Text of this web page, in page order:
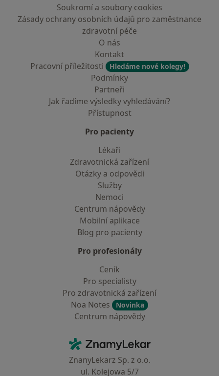
Soukromí a soubory cookies
Zásady ochrany osobních údajů pro zaměstnance
zdravotní péče
O nás
Kontakt
Pracovní příležitosti
Hledáme nové kolegy!
Podmínky
Partneři
Jak řadíme výsledky vyhledávání?
Přístupnost
Pro pacienty
Lékaři
Zdravotnická zařízení
Otázky a odpovědi
Služby
Nemoci
Centrum nápovědy
Mobilní aplikace
Blog pro pacienty
Pro profesionály
Ceník
Pro specialisty
Pro zdravotnická zařízení
Noa Notes
Novinka
Centrum nápovědy
ZnamyLekar - Hlavní stránka
ZnanyLekarz Sp. z o.o.
ul. Kolejowa 5/7